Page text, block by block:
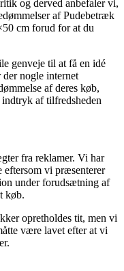
og derved anbefaler vi,
af Pudebetræk
cm forud for at du
genveje til at få en idé
nogle internet
af deres køb,
indtryk af tilfredsheden
fra reklamer. Vi har
eftersom vi præsenterer
under forudsætning af
køb.
opretholdes tit, men vi
være lavet efter at vi